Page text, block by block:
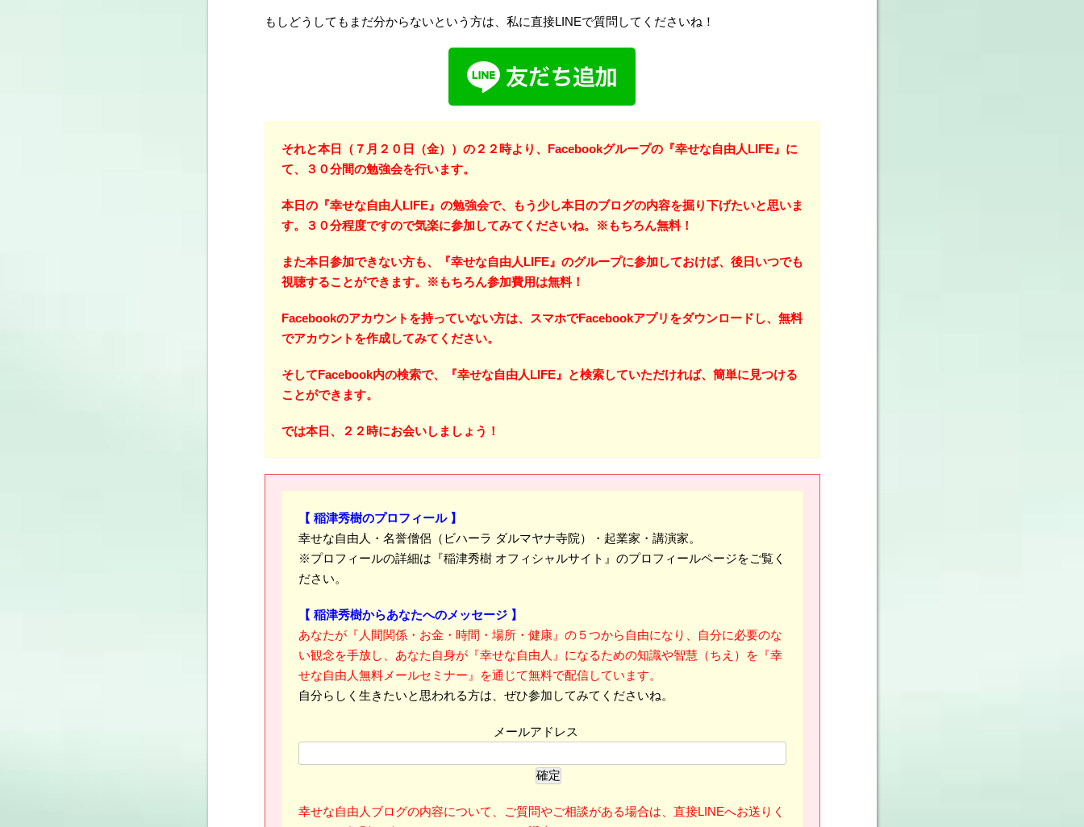
もしどうしてもまだ分からないという方は、私に直接LINEで質問してくださいね！
それと本日（７月２０日（金））の２２時より、Facebookグループの『幸せな自由人LIFE』に
て、３０分間の勉強会を行います。
本日の『幸せな自由人LIFE』の勉強会で、もう少し本日のブログの内容を掘り下げたいと思いま
す。３０分程度ですので気楽に参加してみてくださいね。※もちろん無料！
また本日参加できない方も、『幸せな自由人LIFE』のグループに参加しておけば、後日いつでも
視聴することができます。※もちろん参加費用は無料！
Facebookのアカウントを持っていない方は、スマホでFacebookアプリをダウンロードし、無料
でアカウントを作成してみてください。
そしてFacebook内の検索で、『幸せな自由人LIFE』と検索していただければ、簡単に見つける
ことができます。
では本日、２２時にお会いしましょう！
【 稲津秀樹のプロフィール 】
幸せな自由人・名誉僧侶（ビハーラ ダルマヤナ寺院）・起業家・講演家。
※プロフィールの詳細は『稲津秀樹 オフィシャルサイト』のプロフィールページをご覧く
ださい。
【 稲津秀樹からあなたへのメッセージ 】
あなたが『人間関係・お金・時間・場所・健康』の５つから自由になり、自分に必要のな
い観念を手放し、あなた自身が『幸せな自由人』になるための知識や智慧（ちえ）を『幸
せな自由人無料メールセミナー』を通じて無料で配信しています。
自分らしく生きたいと思われる方は、ぜひ参加してみてくださいね。
メールアドレス
幸せな自由人ブログの内容について、ご質問やご相談がある場合は、直接LINEへお送りく